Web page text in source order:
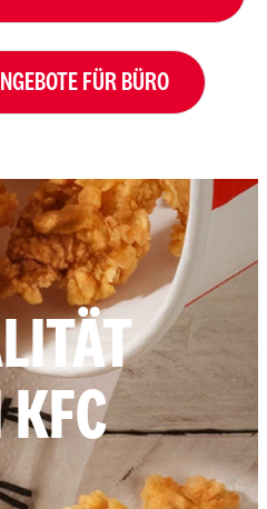
FÜR BÜRO